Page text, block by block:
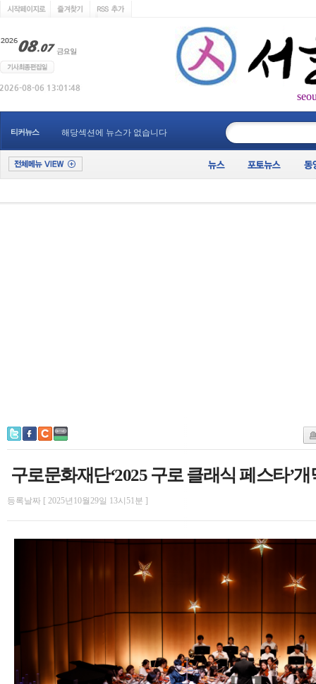
티커뉴스 해당섹션에 뉴스가 없습니다
구로문화재단‘2025 구로 클래식 페스타’
등록날짜 [ 2025년10월29일 13시51분 ]